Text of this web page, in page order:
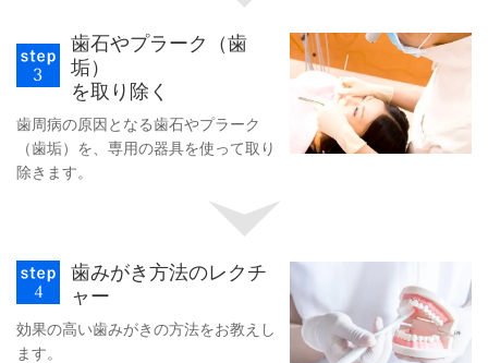
歯石やプラーク（歯
垢）
を取り除く
歯周病の原因となる歯石やプラーク
（歯垢）を、専用の器具を使って取り
除きます。
歯みがき方法のレクチ
ャー
効果の高い歯みがきの方法をお教えし
ます。